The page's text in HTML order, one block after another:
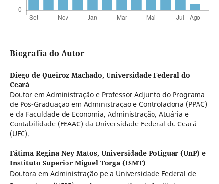
Biografia do Autor
Diego de Queiroz Machado, Universidade Federal do
Ceará
Doutor em Administração e Professor Adjunto do Programa
de Pós-Graduação em Administração e Controladoria (PPAC)
e da Faculdade de Economia, Administração, Atuária e
Contabilidade (FEAAC) da Universidade Federal do Ceará
(UFC).
Fátima Regina Ney Matos, Universidade Potiguar (UnP) e
Instituto Superior Miguel Torga (ISMT)
Doutora em Administração pela Universidade Federal de